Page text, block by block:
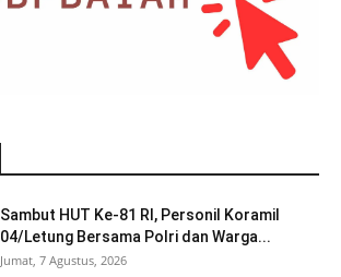
Sambut HUT Ke-81 RI, Personil Koramil
04/Letung Bersama Polri dan Warga...
Jumat, 7 Agustus, 2026